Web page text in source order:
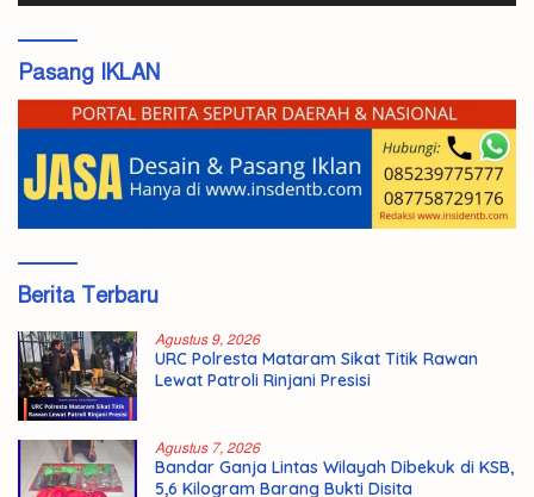
Pasang IKLAN
Berita Terbaru
Agustus 9, 2026
URC Polresta Mataram Sikat Titik Rawan
Lewat Patroli Rinjani Presisi
Agustus 7, 2026
Bandar Ganja Lintas Wilayah Dibekuk di KSB,
5,6 Kilogram Barang Bukti Disita